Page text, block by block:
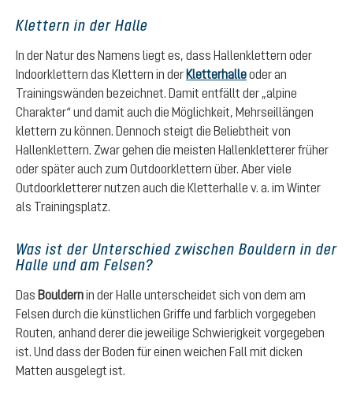
Klettern in der Halle
In der Natur des Namens liegt es, dass Hallenklettern oder
Indoorklettern das Klettern in der Kletterhalleoder an
Trainingswänden bezeichnet. Damit entfällt der „alpine
Charakter“ und damit auch die Möglichkeit, Mehrseillängen
klettern zu können. Dennoch steigt die Beliebtheit von
Hallenklettern. Zwar gehen die meisten Hallenkletterer früher
oder später auch zum Outdoorklettern über. Aber viele
Outdoorkletterer nutzen auch die Kletterhalle v. a. im Winter
als Trainingsplatz.
Was ist der Unterschied zwischen Bouldern in der
Halle und am Felsen?
Das Bouldernin der Halle unterscheidet sich von dem am
Felsen durch die künstlichen Griffe und farblich vorgegeben
Routen, anhand derer die jeweilige Schwierigkeit vorgegeben
ist. Und dass der Boden für einen weichen Fall mit dicken
Matten ausgelegt ist.